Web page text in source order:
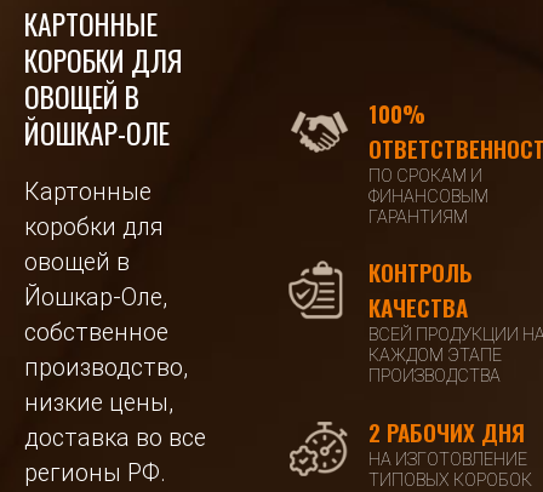
КАРТОННЫЕ
КОРОБКИ ДЛЯ
ОВОЩЕЙ В
ЙОШКАР-ОЛЕ
Картонные
коробки для
овощей в
Йошкар-Оле,
собственное
производство,
низкие цены,
доставка во все
регионы РФ.
100%
ПО СРОКАМ И
ФИНАНСОВЫМ
ГАРАНТИЯМ
КОНТРОЛЬ
КАЧЕСТВА
ВСЕЙ ПРОДУКЦИИ
КАЖДОМ ЭТАПЕ
ПРОИЗВОДСТВА
2 РАБОЧИХ ДНЯ
НА ИЗГОТОВЛЕНИЕ
ТИПОВЫХ КОРОБОК